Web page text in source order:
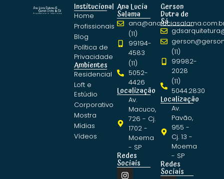
Institucional
Home
Profissionais
Blog
Política de
Privacidade
Ambientes
Residencial
Loft e
Estúdio
Corporativo
Mostra
Mídias
Vídeos
Ana Lucia
Salama
(11)
99194-
4583
(11)
5052-
4426
Localização
Av.
Macuco,
726 - Cj.
1702 -
Moema
- SP
Redes
Sociais
Gerson
Dutra de
Sá
(11)
99982-
2028
(11)
5044.2830
Localização
Av.
Pavão,
955 -
Cj. 13 -
Moema
- SP
Redes
Sociais